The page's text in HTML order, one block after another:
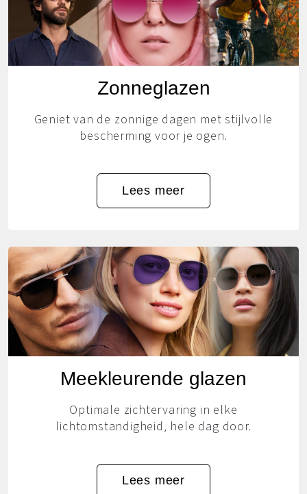
Zonneglazen
Geniet van de zonnige dagen met stijlvolle
bescherming voor je ogen.
Lees meer
Meekleurende glazen
Optimale zichtervaring in elke
lichtomstandigheid, hele dag door.
Lees meer